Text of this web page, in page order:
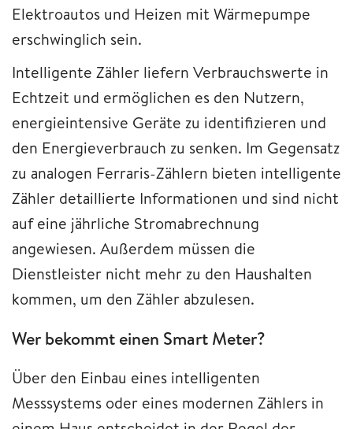
Elektroautos und Heizen mit Wärmepumpe
erschwinglich sein.
Intelligente Zähler liefern Verbrauchswerte in
Echtzeit und ermöglichen es den Nutzern,
energieintensive Geräte zu identifizieren und
den Energieverbrauch zu senken. Im Gegensatz
zu analogen Ferraris-Zählern bieten intelligente
Zähler detaillierte Informationen und sind nicht
auf eine jährliche Stromabrechnung
angewiesen. Außerdem müssen die
Dienstleister nicht mehr zu den Haushalten
kommen, um den Zähler abzulesen.
Wer bekommt einen Smart Meter?
Über den Einbau eines intelligenten
Messsystems oder eines modernen Zählers in